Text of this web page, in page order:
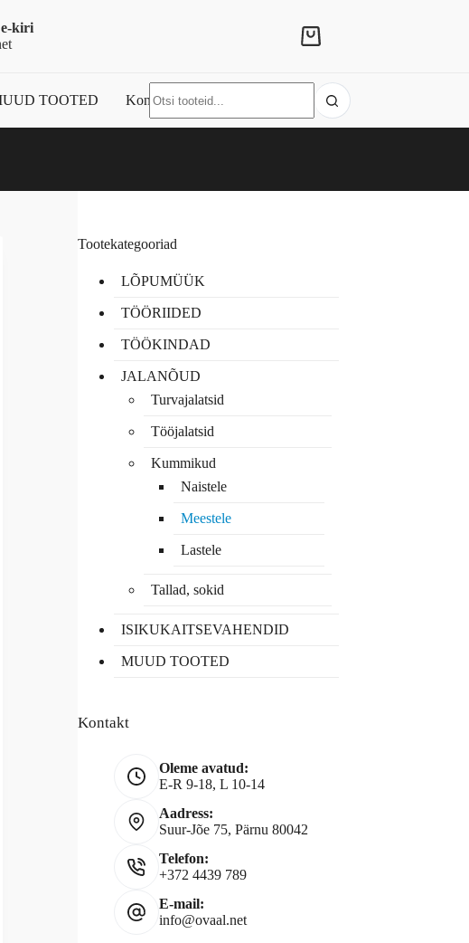
e-kiri
Shopping
TOOTED Kontakt
results
Tootekategooriad
LÕPUMÜÜK
TÖÖRIIDED
TÖÖKINDAD
JALANÕUD
Turvajalatsid
Tööjalatsid
Kummikud
Naistele
Meestele
Lastele
Tallad, sokid
ISIKUKAITSEVAHENDID
MUUD TOOTED
Kontakt
Oleme avatud:
E-R 9-18, L 10-14
Aadress:
Suur-Jõe 75, Pärnu 80042
Telefon:
+372 4439 789
E-mail:
info@ovaal.net